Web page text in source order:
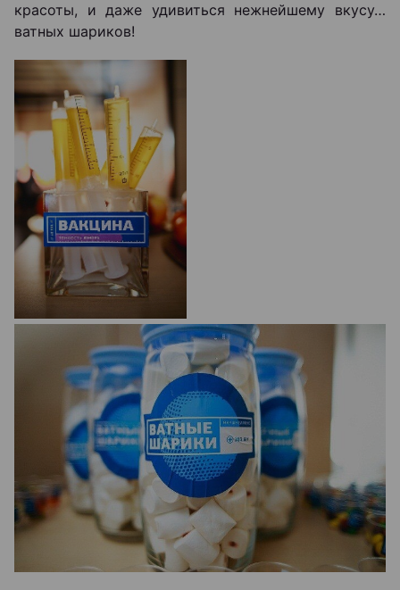
красоты, и даже удивиться нежнейшему вкусу…
ватных шариков!